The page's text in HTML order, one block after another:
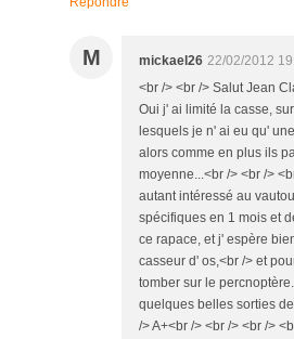
M mickael26 22/02/2012
<br /> <br /> Salut Jean
Oui j' ai limité la casse,
lesquels je n' ai eu qu'
alors comme en plus ils
moyenne...<br /> <br />
autant intéressé au
spécifiques en 1 mois et
ce rapace, et j' espère
casseur d' os,<br /> et
tomber sur le
quelques belles sorties
/> A+<br /> <br /> <br />